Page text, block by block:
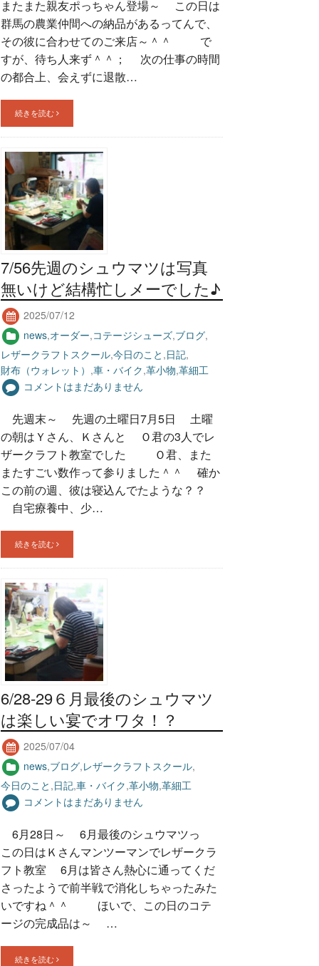
またまた親友ポっちゃん登場～ この日は
群馬の農業仲間への納品があるってんで、
その彼に合わせてのご来店～＾＾ で
すが、待ち人来ず＾＾； 次の仕事の時間
の都合上、会えずに退散…
続きを読む
7/56先週のシュウマツは写真
無いけど結構忙しメーでした♪
2025/07/12
news,オーダー,コテージシューズ,ブログ,
レザークラフトスクール,今日のこと ,日記,
財布（ウォレット） ,車・バイク,革小物,革細工
コメントはまだありません
先週末～ 先週の土曜日7月5日 土曜
の朝はＹさん、Ｋさんと Ｏ君の3人でレ
ザークラフト教室でした Ｏ君、また
またすごい数作って参りました＾＾ 確か
この前の週、彼は寝込んでたような？？
自宅療養中、少…
続きを読む
6/28-29６月最後のシュウマツ
は楽しい宴でオワタ！？
2025/07/04
news,ブログ,レザークラフトスクール,
今日のこと ,日記,車・バイク,革小物,革細工
コメントはまだありません
6月28日～ 6月最後のシュウマツっ
この日はＫさんマンツーマンでレザークラ
フト教室 6月は皆さん熱心に通ってくだ
さったようで前半戦で消化しちゃったみた
いですね＾＾ ほいで、この日のコテ
ージの完成品は～ …
続きを読む